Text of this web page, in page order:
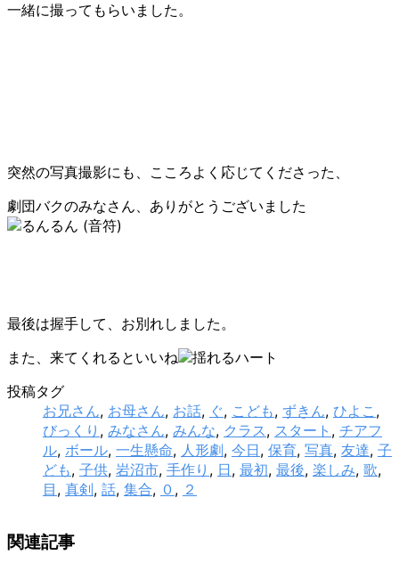
一緒に撮ってもらいました。
突然の写真撮影にも、こころよく応じてくださった、
劇団バクのみなさん、ありがとうございました
最後は握手して、お別れしました。
また、来てくれるといいね
投稿タグ
お兄さん, お母さん, お話, ぐ, こども, ずきん, ひよこ ,
びっくり , みなさん, みんな, クラス, スタート , チアフ
ル, ボール, 一生懸命, 人形劇, 今日, 保育, 写真, 友達, 子
ども, 子供, 岩沼市, 手作り , 日, 最初, 最後, 楽しみ, 歌,
目 , 真剣, 話, 集合, ０ , ２
関連記事